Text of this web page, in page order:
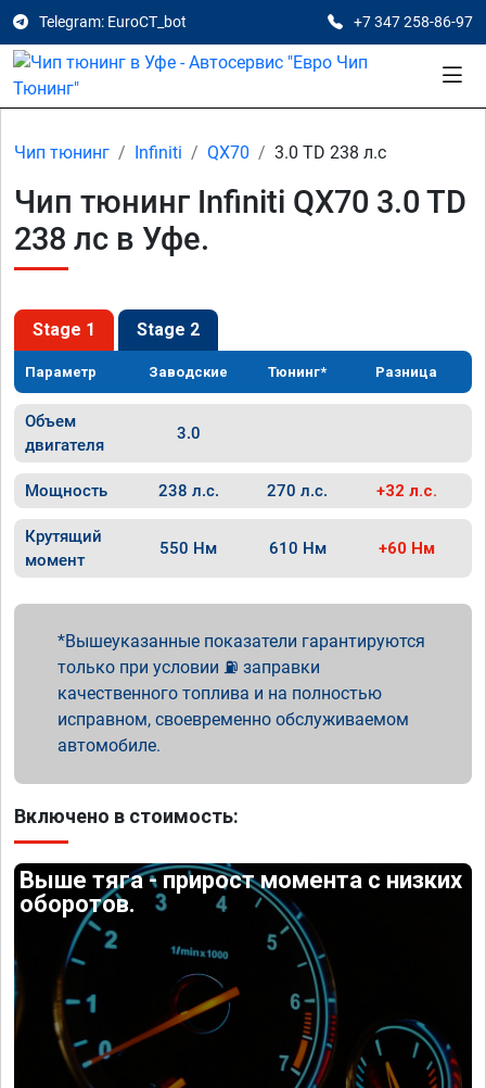
Telegram: EuroCT_bot +7 347 258-86-97
Чип тюнинг Infiniti QX70 3.0 TD 238 л.с
Чип тюнинг Infiniti QX70 3.0 TD
238 лс в Уфе.
Stage 1 Stage 2
Параметр Заводские Тюнинг* Разница
Объем
двигателя
3.0
Мощность 238 л.с. 270 л.с. +32 л.с.
Крутящий
момент
550 Нм 610 Нм +60 Нм
Вышеуказанные показатели гарантируются
только при условии ⛽ заправки
качественного топлива и на полностью
исправном, своевременно обслуживаемом
автомобиле.
Включено в стоимость:
Выше тяга - прирост момента с низких
оборотов.